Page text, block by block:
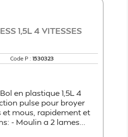
1,5L 4 VITESSES
Code P : 1530323
en plastique 1,5L 4
pulse pour broyer
et mous, rapidement et
- Moulin a 2 lames...